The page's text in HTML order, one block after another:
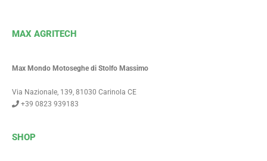
MAX AGRITECH
Max Mondo Motoseghe di Stolfo Massimo
Via Nazionale, 139, 81030 Carinola CE
+39 0823 939183
SHOP